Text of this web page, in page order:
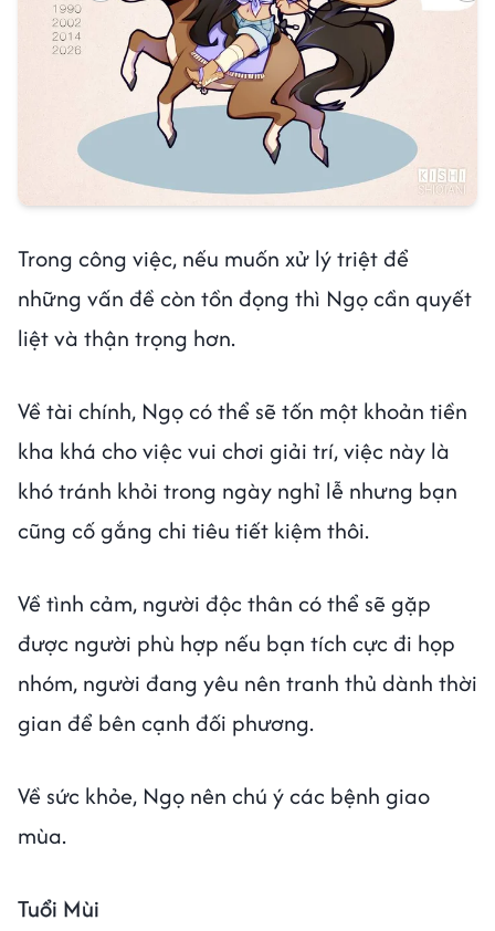
Trong công việc, nếu muốn xử lý triệt để
những vấn đề còn tồn đọng thì Ngọ cần quyết
liệt và thận trọng hơn.
Về tài chính, Ngọ có thể sẽ tốn một khoản tiền
kha khá cho việc vui chơi giải trí, việc này là
khó tránh khỏi trong ngày nghỉ lễ nhưng bạn
cũng cố gắng chi tiêu tiết kiệm thôi.
Về tình cảm, người độc thân có thể sẽ gặp
được người phù hợp nếu bạn tích cực đi họp
nhóm, người đang yêu nên tranh thủ dành thời
gian để bên cạnh đối phương.
Về sức khỏe, Ngọ nên chú ý các bệnh giao
mùa.
Tuổi Mùi